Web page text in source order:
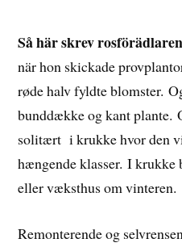
Så här skrev rosförädlaren
när hon skickade
røde halv fyldte blomster.
bunddække og kant plante.
solitært i krukke hvor den
hængende klasser. I krukke
eller væksthus om vinteren.
Remonterende og